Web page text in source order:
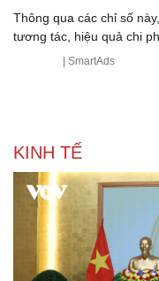
Thông qua các chỉ số
tương tác, hiệu quả chi
| SmartAds
KINH TẾ